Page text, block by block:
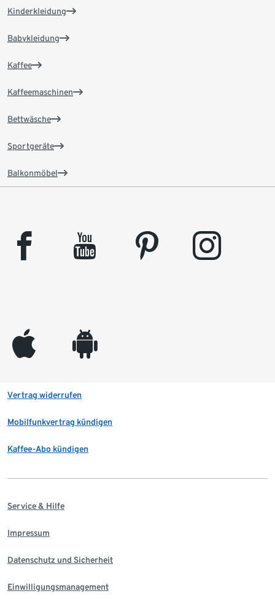
Kinderkleidung
Babykleidung
Kaffee
Kaffeemaschinen
Bettwäsche
Sportgeräte
Balkonmöbel
facebook youtube pinterest instagram
appleinc android
Vertrag widerrufen
Mobilfunkvertrag kündigen
Kaffee-Abo kündigen
Service & Hilfe
Impressum
Datenschutz und Sicherheit
Einwilligungsmanagement